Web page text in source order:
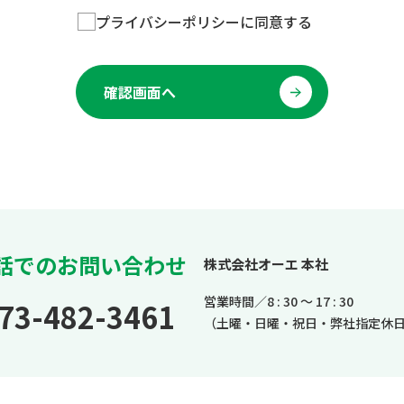
プライバシーポリシーに同意する
確認画面へ
でのお問い合わせ
482-3461
株式会社オーエ 本社
営業時間／8 : 30 ～ 17 : 30
（土曜・日曜・祝日・弊社指定休